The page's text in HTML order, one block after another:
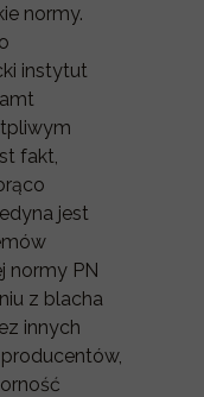
normy.
instytut
fakt,
jest
normy PN
z blacha
innych